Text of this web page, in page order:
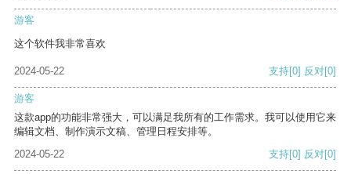
游客
这个软件我非常喜欢
2024-05-22 支持[0] 反对[0]
游客
这款app的功能非常强大，可以满足我所有的工作需求。我可以使用它来
编辑文档、制作演示文稿、管理日程安排等。
2024-05-22
支持[0] 反对[0]